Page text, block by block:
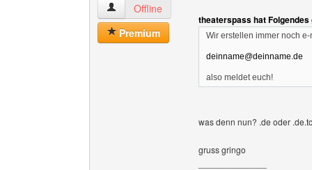
6p-iceblue Benutzer-Profile anzeigen
Offline
Premium
theaterspass hat
Wir erstellen immer noch
deinname@deinname.de
also meldet euch!
was denn nun? .de oder
gruss gringo